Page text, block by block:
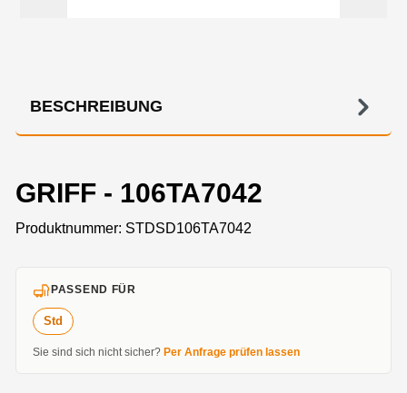
BESCHREIBUNG
GRIFF - 106TA7042
Produktnummer: STDSD106TA7042
PASSEND FÜR
Std
Sie sind sich nicht sicher? Per Anfrage prüfen lassen